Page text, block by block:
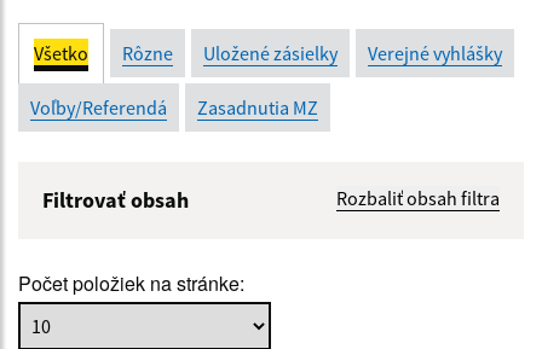
Všetko Rôzne Uložené zásielky Verejné vyhlášky
Voľby/Referendá Zasadnutia MZ
Filtrovať obsah Rozbaliť obsah filtra
Popis:
Počet položiek na stránke: